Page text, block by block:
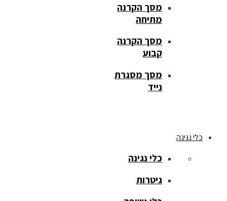
מסך הקרנה
מתיחה
מסך הקרנה
קבוע
מסך מסגרת
נייד
כלי נגינה
כלי נגינה
גיטרות